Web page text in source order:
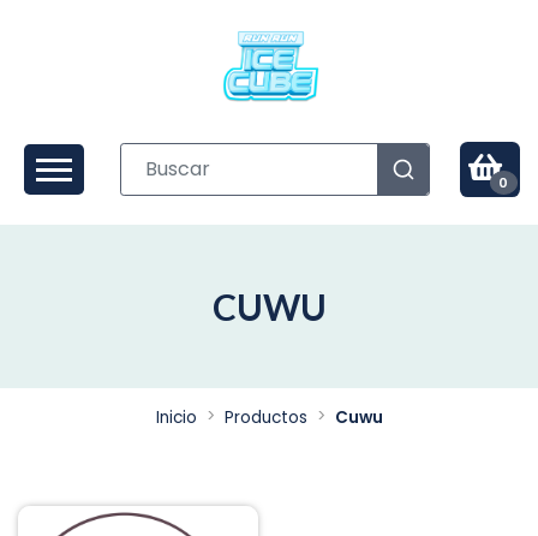
0
CUWU
Inicio Productos Cuwu